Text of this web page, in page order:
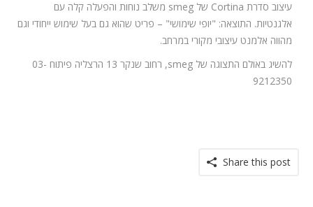
עיצוב סדרת Cortina של smeg משלב נוחות והפעלה קלה עם
אלגנטיות. התוצאה: "יופי שימושי" – פריט שהוא גם בעל שימוש ייחודי וגם
מהווה אלמנט עיצובי מקורי במרחב.
להשיג באולם התצוגה של smeg, רחוב שנקר 13 הרצליה פיתוח 03-
9212350
Share this post